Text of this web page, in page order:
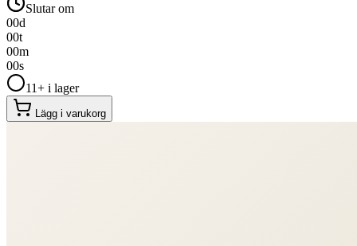
Slutar om
00d
00t
00m
00s
11+ i lager
Lägg i varukorg